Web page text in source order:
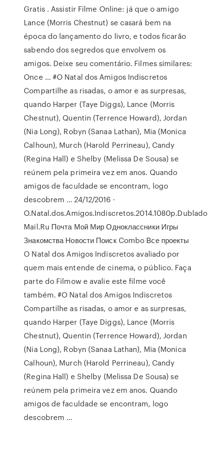
Gratis . Assistir Filme Online: já que o amigo
Lance (Morris Chestnut) se casará bem na
época do lançamento do livro, e todos ficarão
sabendo dos segredos que envolvem os
amigos. Deixe seu comentário. Filmes similares:
Once … #O Natal dos Amigos Indiscretos
Compartilhe as risadas, o amor e as surpresas,
quando Harper (Taye Diggs), Lance (Morris
Chestnut), Quentin (Terrence Howard), Jordan
(Nia Long), Robyn (Sanaa Lathan), Mia (Monica
Calhoun), Murch (Harold Perrineau), Candy
(Regina Hall) e Shelby (Melissa De Sousa) se
reúnem pela primeira vez em anos. Quando
amigos de faculdade se encontram, logo
descobrem … 24/12/2016 ·
O.Natal.dos.Amigos.Indiscretos.2014.1080p.Dublado
Mail.Ru Почта Мой Мир Одноклассники Игры
Знакомства Новости Поиск Combo Все проекты
O Natal dos Amigos Indiscretos avaliado por
quem mais entende de cinema, o público. Faça
parte do Filmow e avalie este filme você
também. #O Natal dos Amigos Indiscretos
Compartilhe as risadas, o amor e as surpresas,
quando Harper (Taye Diggs), Lance (Morris
Chestnut), Quentin (Terrence Howard), Jordan
(Nia Long), Robyn (Sanaa Lathan), Mia (Monica
Calhoun), Murch (Harold Perrineau), Candy
(Regina Hall) e Shelby (Melissa De Sousa) se
reúnem pela primeira vez em anos. Quando
amigos de faculdade se encontram, logo
descobrem …